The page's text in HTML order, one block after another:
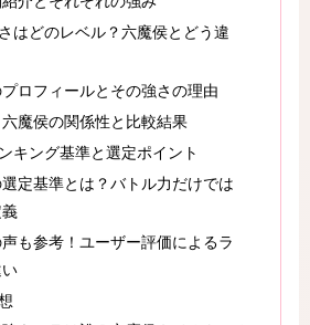
はどのレベル？六魔侯とどう違
ロフィールとその強さの理由
魔侯の関係性と比較結果
キング基準と選定ポイント
定基準とは？バトル力だけでは
も参考！ユーザー評価によるラ